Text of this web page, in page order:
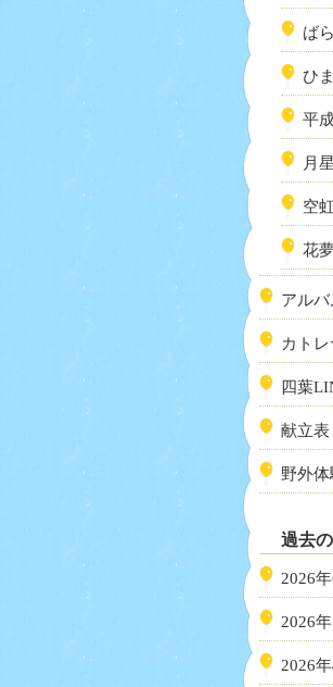
ば
ひ
平
月
空
花
アルバ
カト
四葉
献立表
野外
過去
2026年
2026年
2026年